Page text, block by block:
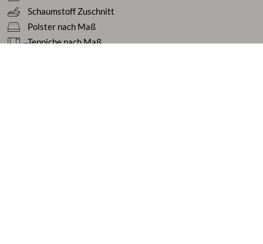
Schaumstoff Zuschnitt
Polster nach Maß
Teppiche nach Maß